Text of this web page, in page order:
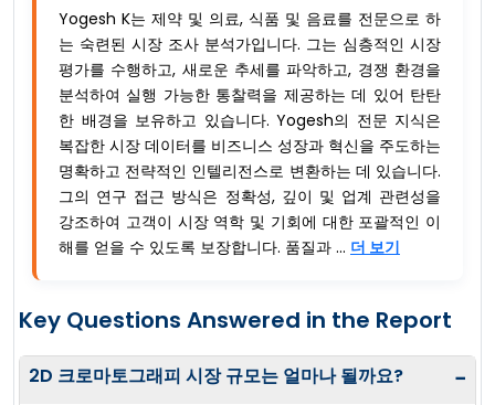
Yogesh K는 제약 및 의료, 식품 및 음료를 전문으로 하
는 숙련된 시장 조사 분석가입니다. 그는 심층적인 시장
평가를 수행하고, 새로운 추세를 파악하고, 경쟁 환경을
분석하여 실행 가능한 통찰력을 제공하는 데 있어 탄탄
한 배경을 보유하고 있습니다. Yogesh의 전문 지식은
복잡한 시장 데이터를 비즈니스 성장과 혁신을 주도하는
명확하고 전략적인 인텔리전스로 변환하는 데 있습니다.
그의 연구 접근 방식은 정확성, 깊이 및 업계 관련성을
강조하여 고객이 시장 역학 및 기회에 대한 포괄적인 이
해를 얻을 수 있도록 보장합니다. 품질과 ... 더 보기
Key Questions Answered in the Report
2D 크로마토그래피 시장 규모는 얼마나 될까요? −